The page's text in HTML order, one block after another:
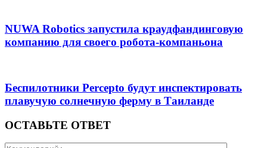
NUWA Robotics запустила краудфандинговую
компанию для своего робота-компаньона
Беспилотники Percepto будут инспектировать
плавучую солнечную ферму в Таиланде
ОСТАВЬТЕ ОТВЕТ